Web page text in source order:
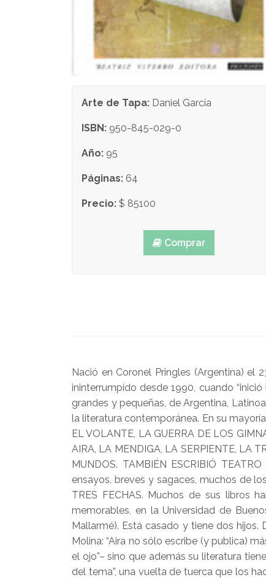
Arte de Tapa: Daniel García
ISBN: 950-845-029-0
Año: 95
Páginas: 64
Precio: $ 85100
Comprar
Nació en Coronel Pringles (Argentina) el
ininterrumpido desde 1990, cuando
grandes y pequeñas, de Argentina,
la literatura contemporánea. En su
EL VOLANTE, LA GUERRA DE LOS
AIRA, LA MENDIGA, LA SERPIENTE, LA
MUNDOS. TAMBIÉN ESCRIBIÓ
ensayos, breves y sagaces, muchos de
TRES FECHAS. Muchos de sus libros
memorables, en la Universidad de
Mallarmé). Está casado y tiene dos
Molina: “Aira no sólo escribe (y publica)
el ojo”– sino que además su literatura
del tema”, una vuelta de tuerca que los